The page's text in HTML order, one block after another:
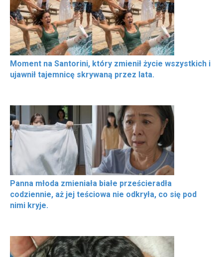
Moment na Santorini, który zmienił życie wszystkich i
ujawnił tajemnicę skrywaną przez lata.
Panna młoda zmieniała białe prześcieradła
codziennie, aż jej teściowa nie odkryła, co się pod
nimi kryje.